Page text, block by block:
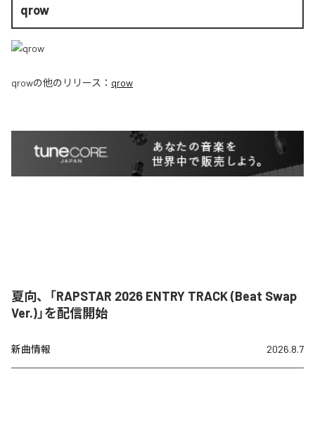
qrow
qrowの他のリリース： qrow
夏向、「RAPSTAR 2026 ENTRY TRACK (Beat Swap
Ver.)」を配信開始
新曲情報 2026.8.7